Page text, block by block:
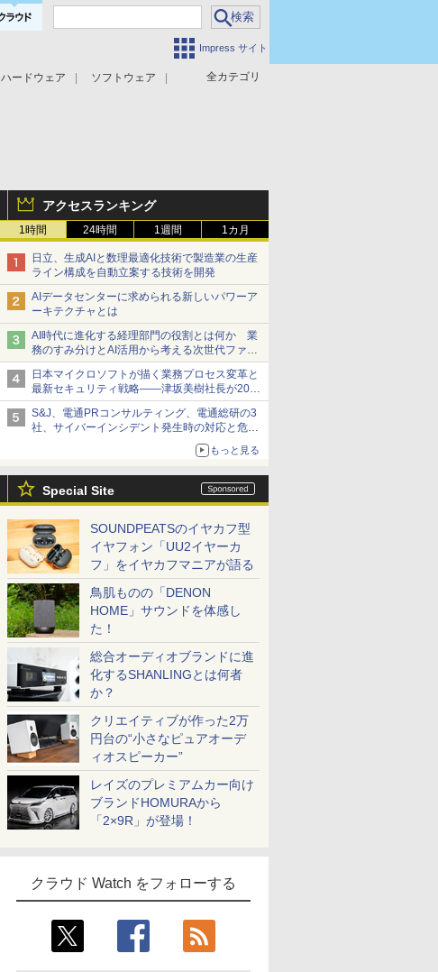
Impress サイト
全カテゴリ
ハードウェア
ソフトウェア
アクセスランキング
1時間 24時間 1週間 1カ月
日立、生成AIと数理最適化技術で製造業の生産
ライン構成を自動立案する技術を開発
AIデータセンターに求められる新しいパワーア
ーキテクチャとは
AI時代に進化する経理部門の役割とは何か 業
務のすみ分けとAI活用から考える次世代ファイ
ナンス戦略
日本マイクロソフトが描く業務プロセス変革と
最新セキュリティ戦略――津坂美樹社長が2027
年度戦略を説明
S&J、電通PRコンサルティング、電通総研の3
社、サイバーインシデント発生時の対応と危機
管理広報を一体的に訓練するプログラムを提供
もっと見る
Special Site
SOUNDPEATSのイヤカフ型
イヤフォン「UU2イヤーカ
フ」をイヤカフマニアが語る
鳥肌ものの「DENON
HOME」サウンドを体感し
た！
総合オーディオブランドに進
化するSHANLINGとは何者
か？
クリエイティブが作った2万
円台の“小さなピュアオーデ
ィオスピーカー”
レイズのプレミアムカー向け
ブランドHOMURAから
「2×9R」が登場！
クラウド Watch をフォローする